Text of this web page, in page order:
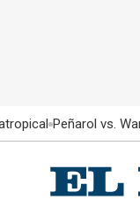
Peñarol vs.